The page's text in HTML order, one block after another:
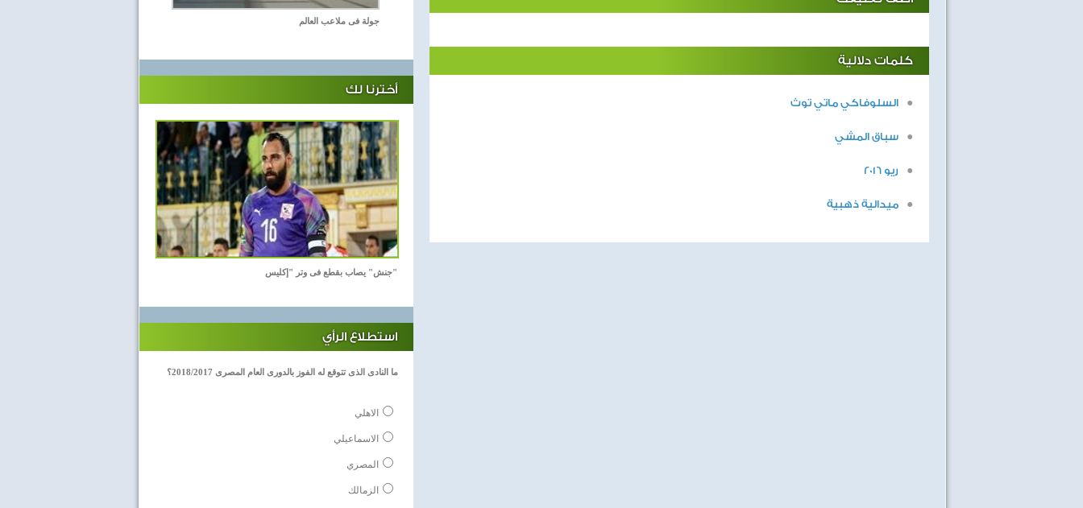
كلمات دلالية
السلوفاكي ماتي توث
سباق المشي
ريو 2016
ميدالية ذهبية
جولة فى ملاعب العالم
أخترنا لك
"جنش" يصاب بقطع فى وتر "إكليس
استطلاع الرأي
ما النادى الذى تتوقع له الفوز بالدورى العام المصرى 2018/2017؟
الاهلي
الاسماعيلي
المصري
الزمالك